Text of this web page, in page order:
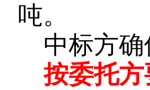
吨。
中标方
按委托